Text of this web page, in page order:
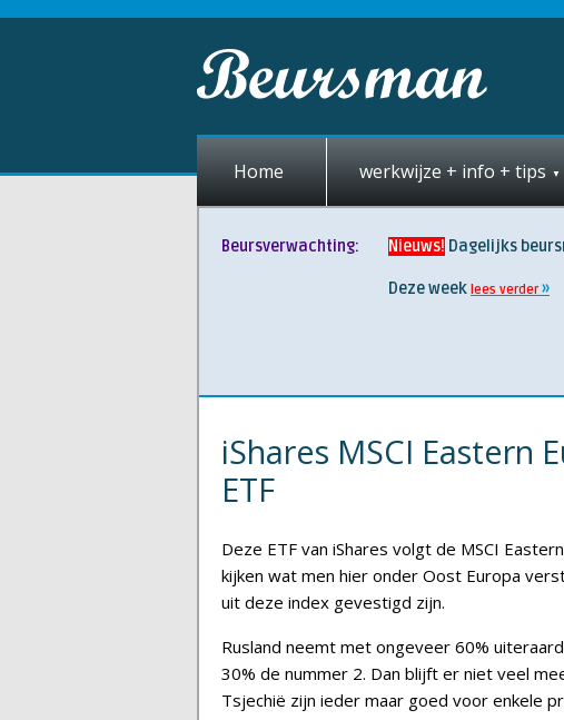
Home werkwijze + info + tips
Beursverwachting: Nieuws! Dagelijks
Deze week lees verder
iShares MSCI Eastern
ETF
Deze ETF van iShares volgt de MSCI
kijken wat men hier onder Oost Europa
uit deze index gevestigd zijn.
Rusland neemt met ongeveer 60%
30% de nummer 2. Dan blijft er niet veel
Tsjechië zijn ieder maar goed voor enkele